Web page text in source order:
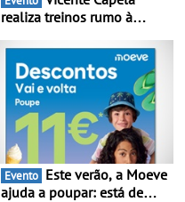
realiza treinos rumo à
Portugal Karting e mira boa
estreia - O Campeonato
Portugal Karting 2026
decorre entre 1 de Março e
6 de Setembro
Evento
ajuda a poupar: está de